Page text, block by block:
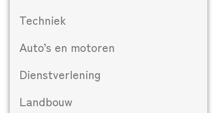
Techniek
Auto’s en motoren
Dienstverlening
Landbouw